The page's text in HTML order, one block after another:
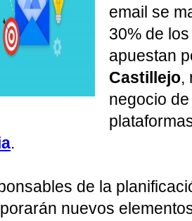
email se
30% de
apuestan
Castillejo,
negocio
.
de la
nuevos